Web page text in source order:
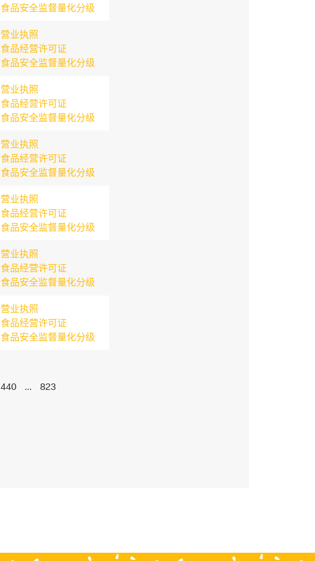
食品安全监督量化分级
营业执照
食品经营许可证
食品安全监督量化分级
营业执照
食品经营许可证
食品安全监督量化分级
营业执照
食品经营许可证
食品安全监督量化分级
营业执照
食品经营许可证
食品安全监督量化分级
营业执照
食品经营许可证
食品安全监督量化分级
营业执照
食品经营许可证
食品安全监督量化分级
440 ... 823